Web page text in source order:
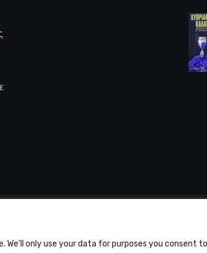
We'll only use your data for purposes you consent
2015-26 Alfasports TV | Production of